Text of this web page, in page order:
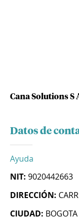
Cana Solutions S
Datos de
Ayuda
NIT: 9020442663
DIRECCIÓN:
CIUDAD: